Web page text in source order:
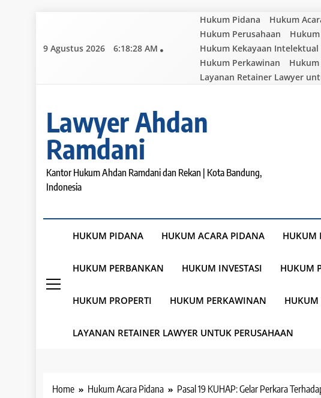
content
9 Agustus 2026 6:18:29 AM
Hukum Pidana Hukum
Hukum Perusahaan
Hukum Kekayaan Intelektual
Hukum Perkawinan
Hukum
Layanan Retainer Lawyer
Lawyer Ahdan
Ramdani
Kantor Hukum Ahdan Ramdani dan Rekan | Kota Bandung,
Indonesia
HUKUM PIDANA HUKUM ACARA PIDANA HUKUM
HUKUM PERBANKAN HUKUM INVESTASI HUKUM
HUKUM PROPERTI HUKUM PERKAWINAN HUKUM
LAYANAN RETAINER LAWYER UNTUK PERUSAHAAN
Home Hukum Acara Pidana Pasal 19 KUHAP: Gelar Perkara